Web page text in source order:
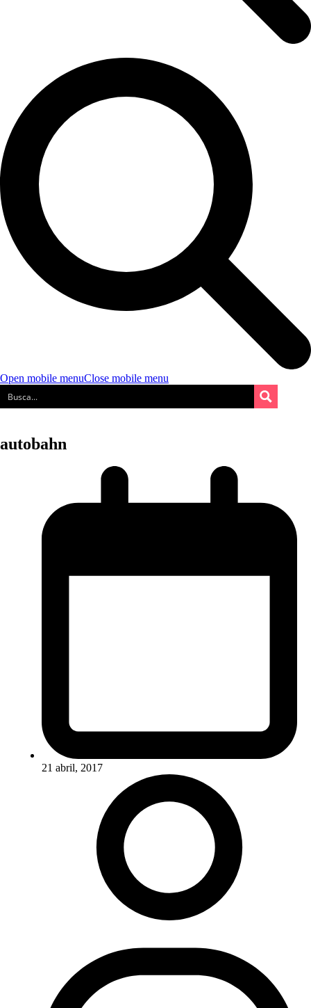
Open mobile menuClose mobile menu
autobahn
21 abril, 2017